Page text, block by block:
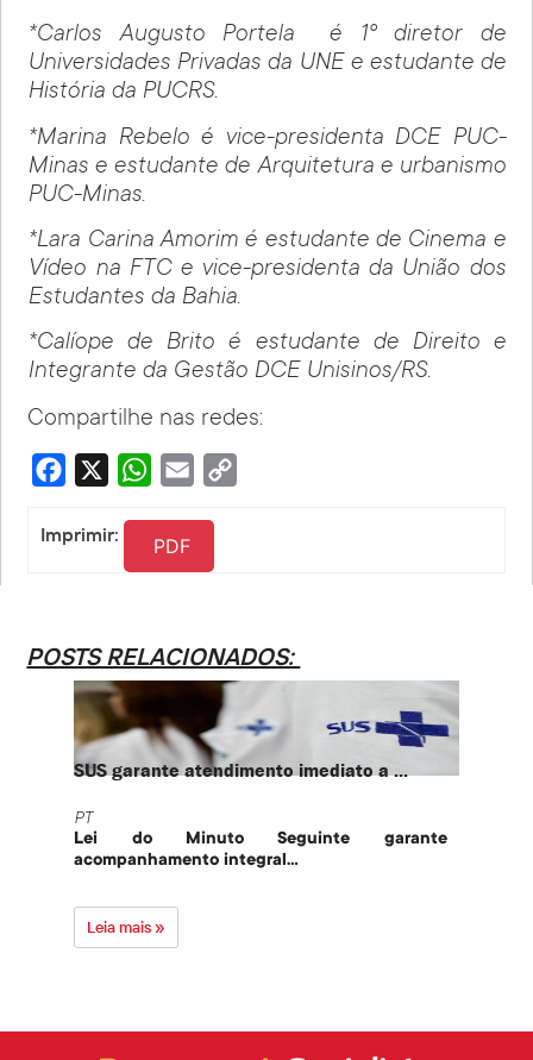
*Carlos Augusto Portela é 1º diretor de
Universidades Privadas da UNE e estudante de
História da PUCRS.
*Marina Rebelo é vice-presidenta DCE PUC-
Minas e estudante de Arquitetura e urbanismo
PUC-Minas.
*Lara Carina Amorim é estudante de Cinema e
Vídeo na FTC e vice-presidenta da União dos
Estudantes da Bahia.
*Calíope de Brito é estudante de Direito e
Integrante da Gestão DCE Unisinos/RS.
Compartilhe nas redes:
Facebook WhatsApp
Email
Imprimir: PDF
POSTS RELACIONADOS:
SUS garante atendimento imediato a ...
PT
Lei do Minuto Seguinte garante
acompanhamento integral...
Leia mais »